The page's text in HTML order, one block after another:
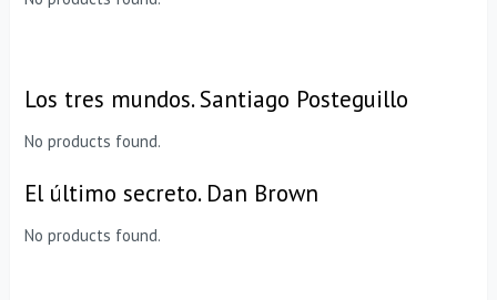
Los tres mundos. Santiago Posteguillo
No products found.
El último secreto. Dan Brown
No products found.